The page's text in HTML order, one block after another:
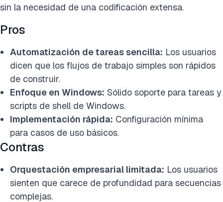
sin la necesidad de una codificación extensa.
Pros
Automatización de tareas sencilla: Los usuarios
dicen que los flujos de trabajo simples son rápidos
de construir.
Enfoque en Windows: Sólido soporte para tareas y
scripts de shell de Windows.
Implementación rápida: Configuración mínima
para casos de uso básicos.
Contras
Orquestación empresarial limitada: Los usuarios
sienten que carece de profundidad para secuencias
complejas.